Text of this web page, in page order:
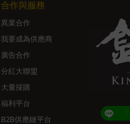
合作與服務
異業合作
我要成為供應商
廣告合作
分紅大聯盟
大量採購
福利平台
B2B供應鏈平台